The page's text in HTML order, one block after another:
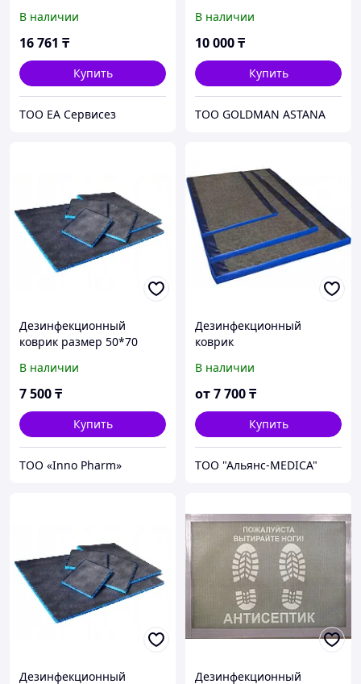
100х150 см, толщина 3
см, серый
В наличии
16 761 ₸
Купить
ТОО ЕА Сервисез
0*100.
В наличии
10 000₸
Купить
TOO GOLDMAN ASTANA
Дезинфекционный
коврик размер 50*70
В наличии
7 500₸
Купить
ТОО «Inno Pharm»
Дезинфекционный
коврик
В наличии
от7 700₸
Купить
ТОО "Альянс-MEDICA"
Дезинфекционный
Дезинфекционный